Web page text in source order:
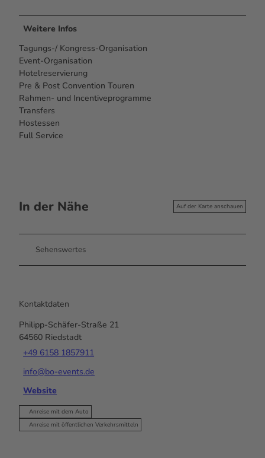
Weitere Infos
Tagungs-/ Kongress-Organisation
Event-Organisation
Hotelreservierung
Pre & Post Convention Touren
Rahmen- und Incentiveprogramme
Transfers
Hostessen
Full Service
In der Nähe Auf der Karte anschauen
Sehenswertes
Kontaktdaten
Philipp-Schäfer-Straße 21
64560 Riedstadt
+49 6158 1857911
info@bo-events.de
Website
Anreise mit dem Auto
Anreise mit öffentlichen Verkehrsmitteln